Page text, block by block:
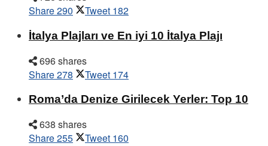
Share290 Tweet 182
İtalya Plajları ve En iyi 10 İtalya Plajı
696 shares
Share278 Tweet 174
Roma’da Denize Girilecek Yerler: Top 10
638 shares
Share255 Tweet 160